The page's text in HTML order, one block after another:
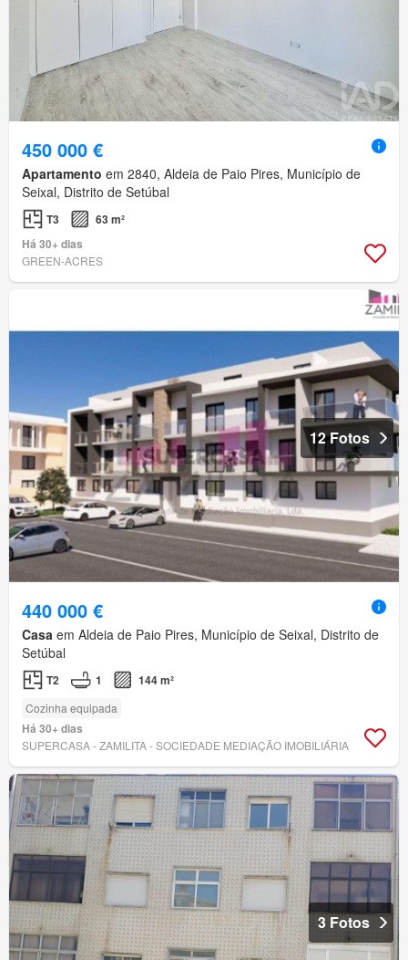
450 000 €
Apartamento em 2840, Aldeia de Paio Pires, Município de
Seixal, Distrito de Setúbal
T3
63 m²
Há 30+ dias
GREEN-ACRES
12 Fotos
440 000 €
Casa em Aldeia de Paio Pires, Município de Seixal, Distrito de
Setúbal
T2 1 144 m²
Cozinha equipada
Há 30+ dias
SUPERCASA - ZAMILITA - SOCIEDADE MEDIAÇÃO IMOBILIÁRIA
3 Fotos